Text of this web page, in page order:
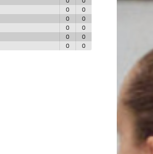
0
0
0
0
0
0
0
0
0 0